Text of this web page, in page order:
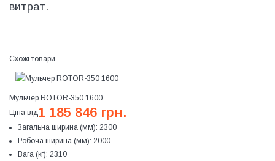
витрат.
Схожі товари
Мульчер ROTOR-350 1600
Ціна від1 185 846 грн.
Загальна ширина (мм): 2300
Робоча ширина (мм): 2000
Вага (кг): 2310